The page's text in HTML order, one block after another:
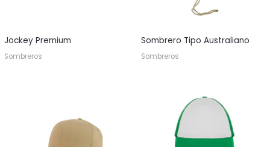
Jockey Premium
Sombreros
Sombrero Tipo Australiano
Sombreros